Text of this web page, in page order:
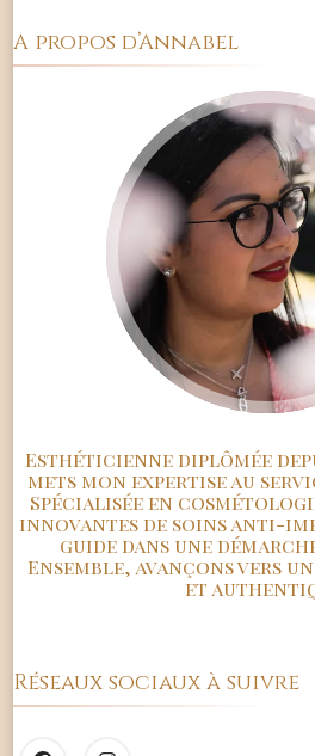
A propos d’Annabel
Esthéticienne diplômée
mets mon expertise au
Spécialisée en
innovantes de soins anti-
guide dans une
Ensemble, avançons vers
et
Réseaux sociaux à suivre